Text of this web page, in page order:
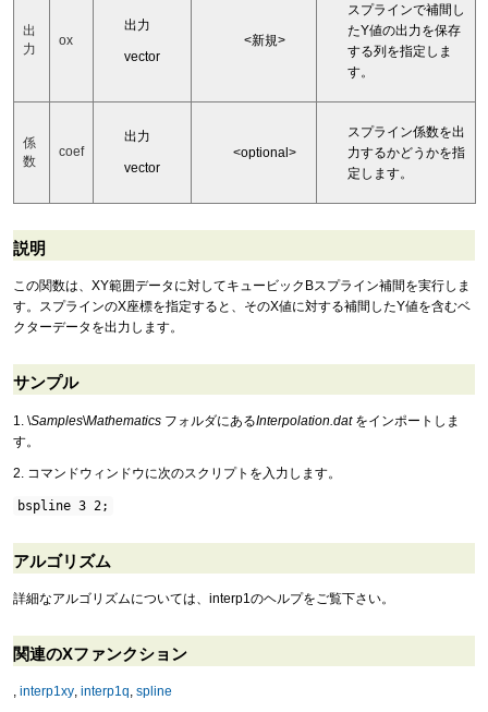
出
力
ox
出力
vector
<新規>
スプラインで補間し
たY値の出力を保存
する列を指定しま
す。
係
数
coef
出力
vector
<optional>
スプライン係数を出
力するかどうかを指
定します。
説明
この関数は、XY範囲データに対してキュービックBスプライン補間を実行しま
す。スプラインのX座標を指定すると、そのX値に対する補間したY値を含むベ
クターデータを出力します。
サンプル
1. \Samples\Mathematics フォルダにあるInterpolation.datをインポートしま
す。
2. コマンドウィンドウに次のスクリプトを入力します。
bspline 3 2;
アルゴリズム
詳細なアルゴリズムについては、interp1のヘルプをご覧下さい。
関連のXファンクション
, interp1xy, interp1q, spline